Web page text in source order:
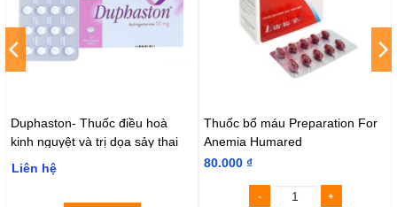
Duphaston- Thuốc điều hoà
kinh nguyệt và trị dọa sảy thai
Liên hệ
Thuốc bổ máu Preparation For
Anemia Humared
80.000 ₫